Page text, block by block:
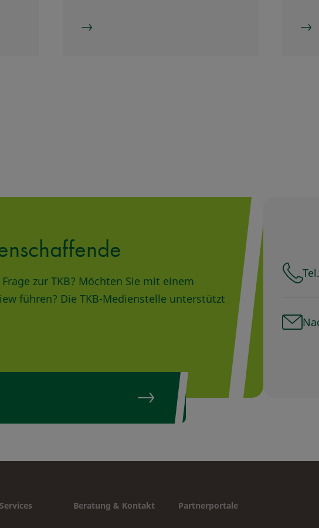
zur TKB? Möchten Sie mit einem
führen? Die TKB-Medienstelle unterstützt
Beratung & Kontakt Partnerportale